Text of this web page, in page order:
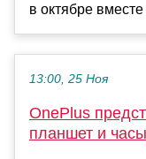
в октябре вместе
13:00, 25 Ноя
OnePlus
планшет и